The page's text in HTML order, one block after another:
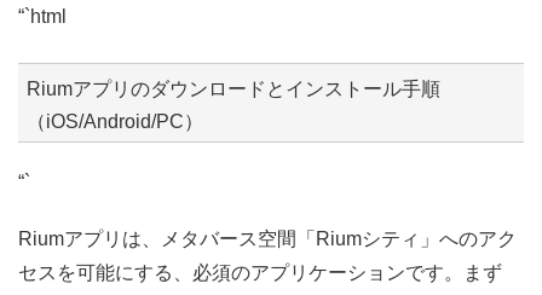
“`html
Riumアプリのダウンロードとインストール手順
（iOS/Android/PC）
“`
Riumアプリは、メタバース空間「Riumシティ」へのアク
セスを可能にする、必須のアプリケーションです。まず